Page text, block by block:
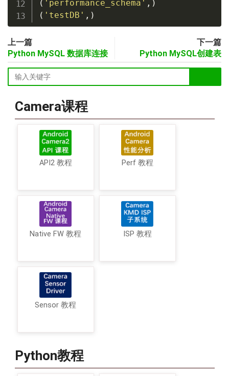
( 'performance_schema' , )
( 'testDB' , )
上一篇
Python MySQL 数据库连接
下一篇
Python MySQL创建表
Camera课程
API2 教程 Perf 教程
Native FW 教程 ISP 教程
Sensor 教程
Python教程